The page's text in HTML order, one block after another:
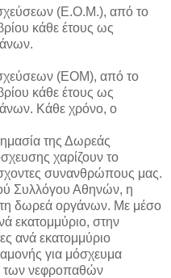
(Ε.Ο.Μ.), από το
κάθε έτους ως
(ΕΟΜ), από το
κάθε έτους ως
Κάθε χρόνο, ο
της Δωρεάς
χαρίζουν το
συνανθρώπους μας.
Συλλόγου Αθηνών, η
δωρεά οργάνων. Με μέσο
εκατομμύριο, στην
ανά εκατομμύριο
για μόσχευμα
των νεφροπαθών